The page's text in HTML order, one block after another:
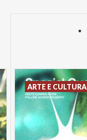
ARTE E CULTURA